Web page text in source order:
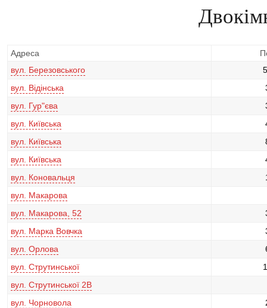
Адреса
вул. Березовського
вул. Відінська
вул. Гур"єва
вул. Київська
вул. Київська
вул. Київська
вул. Коновальця
вул. Макарова
вул. Макарова, 52
вул. Марка Вовчка
вул. Орлова
вул. Струтинської
вул. Струтинської 2В
вул. Чорновола